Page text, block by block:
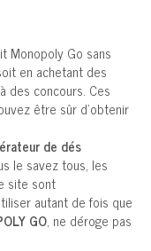
Monopoly Go sans
en achetant des
des concours. Ces
être sûr d'obtenir
de dés
le savez tous, les
site sont
autant de fois que
GO, ne déroge pas